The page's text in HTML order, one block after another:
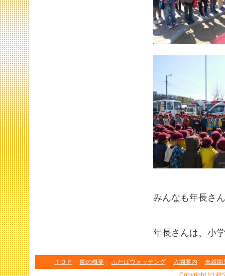
みんなも年長さ
年長さんは、小
ＴＯＰ 園の概要 ふたばウォッチング 入園案内
未就園